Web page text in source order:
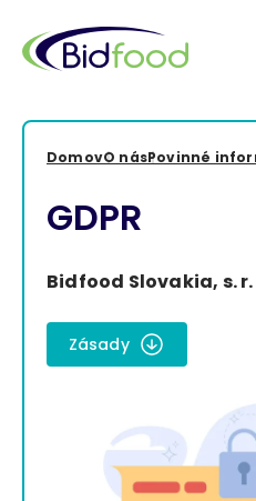
hlavný
obsah
DomovO násPovinné
GDPR
Bidfood Slovakia, s. r.
Zásady